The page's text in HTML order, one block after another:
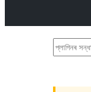
প্লাগিনৰ